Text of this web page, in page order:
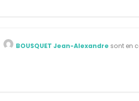
BOUSQUET Jean-Alexandre sont en